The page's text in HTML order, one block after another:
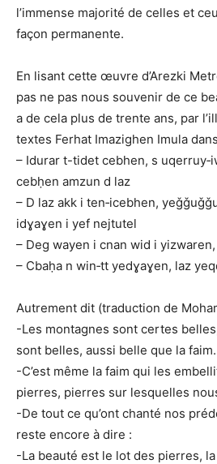
l’immense majorité de celles et
façon permanente.
En lisant cette œuvre d’Arezki
pas ne pas nous souvenir de ce
a de cela plus de trente ans, par
textes Ferhat Imazighen Imula
– Idurar t-tidet cebhen, s
cebḥen amzun d laz
– D laz akk i ten‑icebhen,
idɣaɣen i yef nejtutel
– Deg wayen i cnan wid i
– Cbaḥa n win‑tt yedɣaɣen, laz
Autrement dit (traduction de
-Les montagnes sont certes
sont belles, aussi belle que la faim.
-C’est même la faim qui les
pierres, pierres sur lesquelles
-De tout ce qu’ont chanté nos
reste encore à dire :
-La beauté est le lot des pierres,